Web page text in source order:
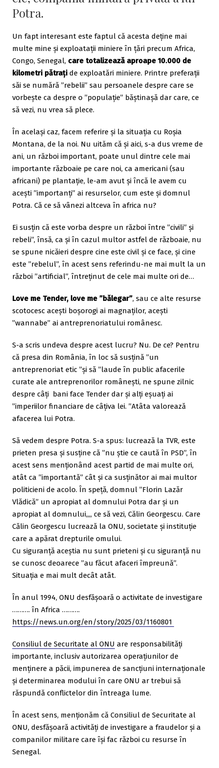
Potra.
Un fapt interesant este faptul că acesta deține mai
multe mine și exploatații miniere în țări precum Africa,
Congo, Senegal, care totalizează aproape 10.000 de
kilometri pătraţi de exploatări miniere. Printre preferații
săi se numără ”rebelii” sau persoanele despre care se
vorbește ca despre o ”populație” băștinașă dar care, ce
să vezi, nu vrea să plece.
În același caz, facem referire și la situația cu Roșia
Montana, de la noi. Nu uităm că și aici, s-a dus vreme de
ani, un război important, poate unul dintre cele mai
importante războaie pe care noi, ca americani (sau
africani) pe plantație, le-am avut și încă le avem cu
acești ”importanți” ai resurselor, cum este și domnul
Potra. Că ce să vânezi altceva în africa nu?
Ei susțin că este vorba despre un război între ”civili” și
rebeli”, însă, ca și în cazul multor astfel de războaie, nu
se spune nicăieri despre cine este civil și ce face, și cine
este ”rebelul”, în acest sens referindu-ne mai mult la un
război ”artificial”, întreținut de cele mai multe ori de…
Love me Tender, love me ”bălegar”, sau ce alte resurse
scotocesc acești boșorogi ai magnaților, acești
”wannabe” ai antreprenoriatului românesc.
S-a scris undeva despre acest lucru? Nu. De ce? Pentru
că presa din România, în loc să susțină ”un
antreprenoriat etic ”și să ”laude în public afacerile
curate ale antreprenorilor românești, ne spune zilnic
despre câți bani face Tender dar și alți eșuați ai
”imperiilor financiare de câțiva lei. ”Atâta valorează
afacerea lui Potra.
Să vedem despre Potra. S-a spus: lucrează la TVR, este
prieten presa și susține că ”nu știe ce caută în PSD”, în
acest sens menționând acest partid de mai multe ori,
atât ca ”importantă” cât și ca susținător ai mai multor
politicieni de acolo. În speță, domnul ”Florin Lazăr
Vlădică” un apropiat al domnului Potra dar și un
apropiat al domnului,,,, ce să vezi, Călin Georgescu. Care
Călin Georgescu lucrează la ONU, societate și instituție
care a apărat drepturile omului.
Cu siguranță aceștia nu sunt prieteni și cu siguranță nu
se cunosc deoarece ”au făcut afaceri împreună”.
Situația e mai mult decât atât.
În anul 1994, ONU desfășoară o activitate de investigare
………. în Africa ……….
https://news.un.org/en/story/2025/03/1160801
Consiliul de Securitate al ONU are responsabilități
importante, inclusiv autorizarea operațiunilor de
menținere a păcii, impunerea de sancțiuni internaționale
și determinarea modului în care ONU ar trebui să
răspundă conflictelor din întreaga lume.
În acest sens, menționăm că Consiliul de Securitate al
ONU, desfășoară activități de investigare a fraudelor și a
companilor militare care își fac război cu resurse în
Senegal.